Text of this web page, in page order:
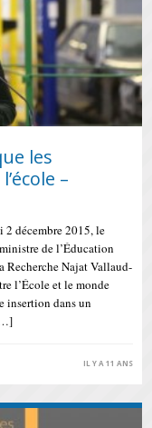
les
–
décembre 2015, le
de l’Éducation
Recherche Najat Vallaud-
l’École et le monde
insertion dans un
IL Y A 11 ANS